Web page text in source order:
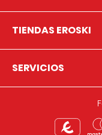
TIENDAS EROSKI
SERVICIOS